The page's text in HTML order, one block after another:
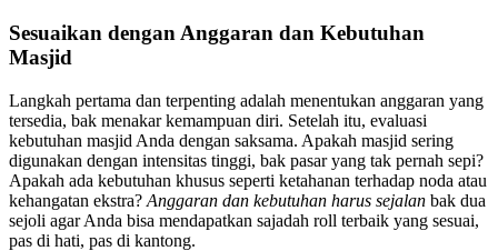
Sesuaikan dengan Anggaran dan Kebutuhan
Masjid
Langkah pertama dan terpenting adalah menentukan anggaran yang
tersedia, bak menakar kemampuan diri. Setelah itu, evaluasi
kebutuhan masjid Anda dengan saksama. Apakah masjid sering
digunakan dengan intensitas tinggi, bak pasar yang tak pernah sepi?
Apakah ada kebutuhan khusus seperti ketahanan terhadap noda atau
kehangatan ekstra? Anggaran dan kebutuhan harus sejalan bak dua
sejoli agar Anda bisa mendapatkan sajadah roll terbaik yang sesuai,
pas di hati, pas di kantong.